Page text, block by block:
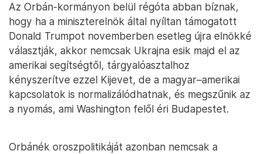
Az Orbán-kormányon belül régóta abban bíznak,
hogy ha a miniszterelnök által nyíltan támogatott
Donald Trumpot novemberben esetleg újra elnökké
választják, akkor nemcsak Ukrajna esik majd el az
amerikai segítségtől, tárgyalóasztalhoz
kényszerítve ezzel Kijevet, de a magyar–amerikai
kapcsolatok is normalizálódhatnak, és megszűnik az
a nyomás, ami Washington felől éri Budapestet.
Orbánék oroszpolitikáját azonban nemcsak a